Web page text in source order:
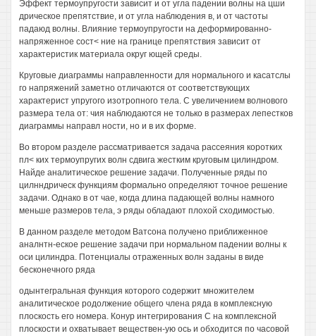
Эффект термоупругости зависит и от угла падении волны на цши
дрическое препятствие, и от угла наблюдения в, и от частоты
падаюд волны. Влияние термоупругости на деформированно-
напряженное сост< ние на границе препятствия зависит от
характеристик материала округ ющей среды.
Круговые диаграммы направленности для нормального и касатслы
го напряжений заметно отличаются от соответствующих
характерист упругого изотропного тела. С увеличением волнового
размера тела от: чия наблюдаются не только в размерах лепестков
диаграммы направл ности, но и в их форме.
Во втором разделе рассматривается задача рассеяния коротких
пл< ких термоупругих волн сдвига жестким круговым цилиндром.
Найде аналитическое решение задачи. Полученные ряды по
цилнндрическ функциям формально определяют точное решение
задачи. Однако в от чае, когда длина падающей волны намного
меньше размеров тела, э ряды обладают плохой сходимостью.
В данном разделе методом Ватсона получено приближенное
аналнтн-еское решение задачи при нормальном падении волны к
оси цилиндра. Потенциалы отраженных волн заданы в виде
бесконечного ряда
одынтегральная функция которого содержит множителем
аналитическое родолжение общего члена ряда в комплексную
плоскость его номера. Конур интегрирования С на комплексной
плоскости и охватывает веществен-ую ось и обходится по часовой